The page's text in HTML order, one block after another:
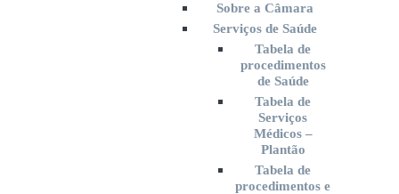
Sobre a Câmara
Serviços de Saúde
Tabela de
procedimentos
de Saúde
Tabela de
Serviços
Médicos –
Plantão
Tabela de
procedimentos e